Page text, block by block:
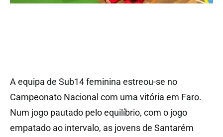
A equipa de Sub14 feminina estreou-se no
Campeonato Nacional com uma vitória em Faro.
Num jogo pautado pelo equilíbrio, com o jogo
empatado ao intervalo, as jovens de Santarém